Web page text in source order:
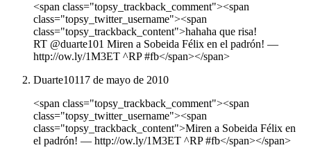
<span class="topsy_trackback_comment"><span
class="topsy_twitter_username"><span
class="topsy_trackback_content">hahaha que risa!
RT @duarte101 Miren a Sobeida Félix en el padrón! —
http://ow.ly/1M3ET ^RP #fb</span></span>
Duarte10117 de mayo de 2010
<span class="topsy_trackback_comment"><span
class="topsy_twitter_username"><span
class="topsy_trackback_content">Miren a Sobeida Félix en
el padrón! — http://ow.ly/1M3ET ^RP #fb</span></span>